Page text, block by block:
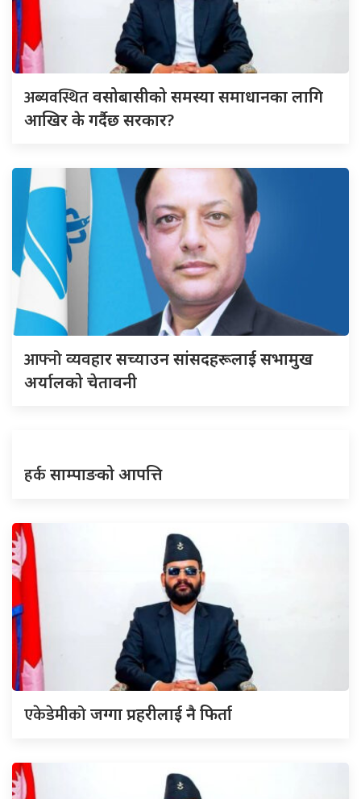
अब्यवस्थितवसोबासीको समस्या समाधानका लागि
आखिर के गर्दैछ सरकार?
आफ्नोव्यवहार सच्याउन सांसदहरूलाई सभामुख
अर्यालको चेतावनी
हर्कसाम्पाङको आपत्ति
एकेडेमीकोजग्गा प्रहरीलाई नै फिर्ता